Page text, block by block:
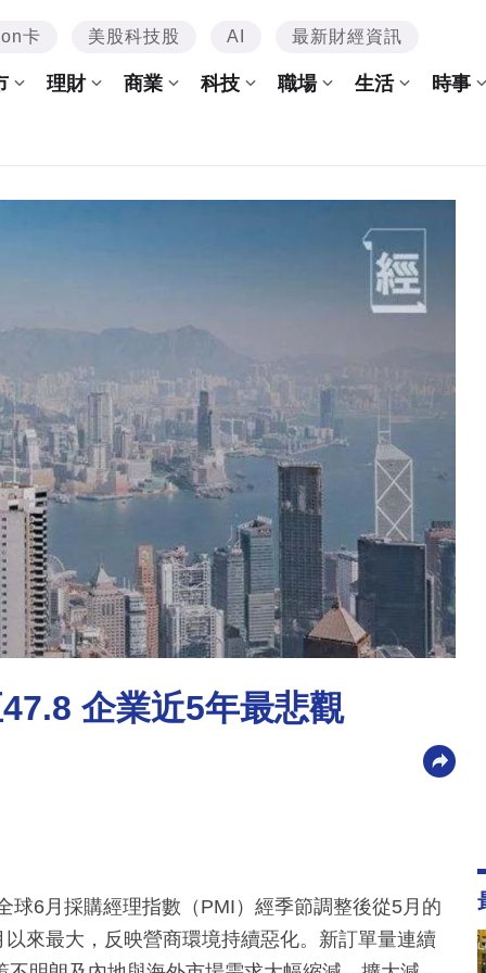
卡 美股科技股 AI 最新財經資訊
理財 商業 科技 職場 生活 時事
企業近5年最悲觀
6月採購經理指數（PMI）經季節調整後從5月的
來最大，反映營商環境持續惡化。新訂單量連續